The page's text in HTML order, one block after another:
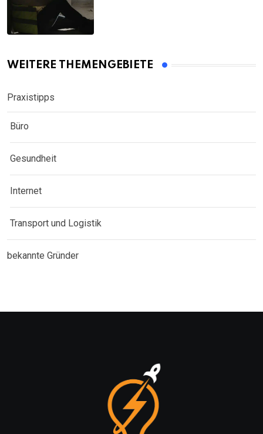
WEITERE THEMENGEBIETE
Praxistipps
Büro
Gesundheit
Internet
Transport und Logistik
bekannte Gründer